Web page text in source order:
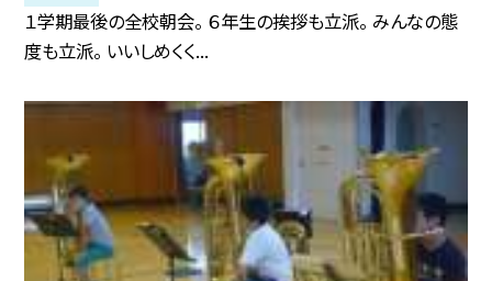
１学期最後の全校朝会。 ６年生の挨拶も立派。 みんなの態
度も立派。 いいしめくく...